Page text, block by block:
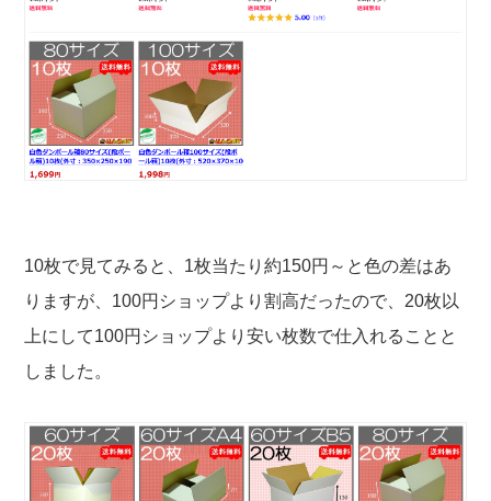
10枚で見てみると、1枚当たり約150円～と色の差はあ
りますが、100円ショップより割高だったので、20枚以
上にして100円ショップより安い枚数で仕入れることと
しました。